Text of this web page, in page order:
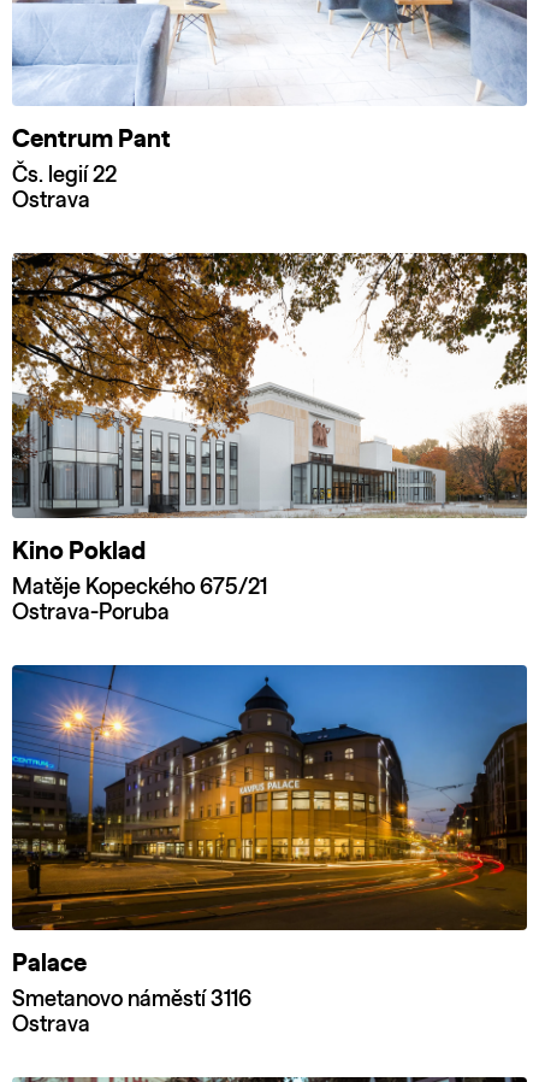
Centrum Pant
Čs. legií 22
Ostrava
Kino Poklad
Matěje Kopeckého 675/21
Ostrava-Poruba
Palace
Smetanovo náměstí 3116
Ostrava